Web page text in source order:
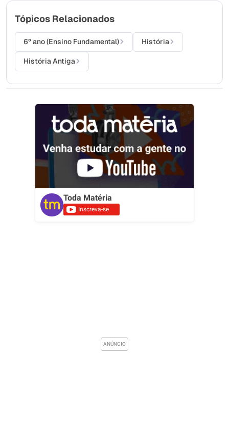
Tópicos Relacionados
6º ano (Ensino Fundamental) História
História Antiga
Toda Matéria
Inscreva-se